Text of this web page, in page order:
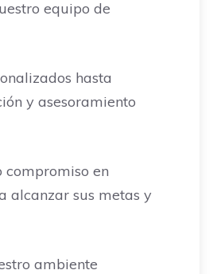
equipo de
hasta
y asesoramiento
compromiso en
alcanzar sus metas y
ambiente